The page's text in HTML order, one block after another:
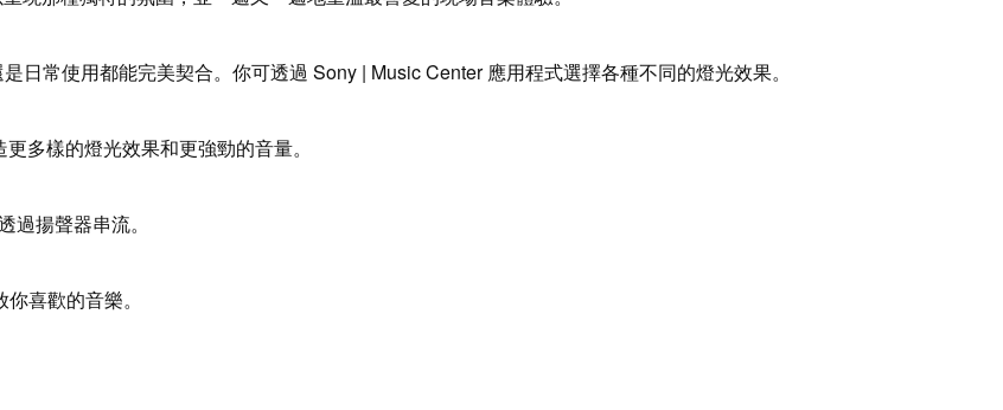
日常使用都能完美契合。你可透過 Sony | Music Center 應用程式選擇各種不同的燈光效果。
多樣的燈光效果和更強勁的音量。
揚聲器串流。
喜歡的音樂。